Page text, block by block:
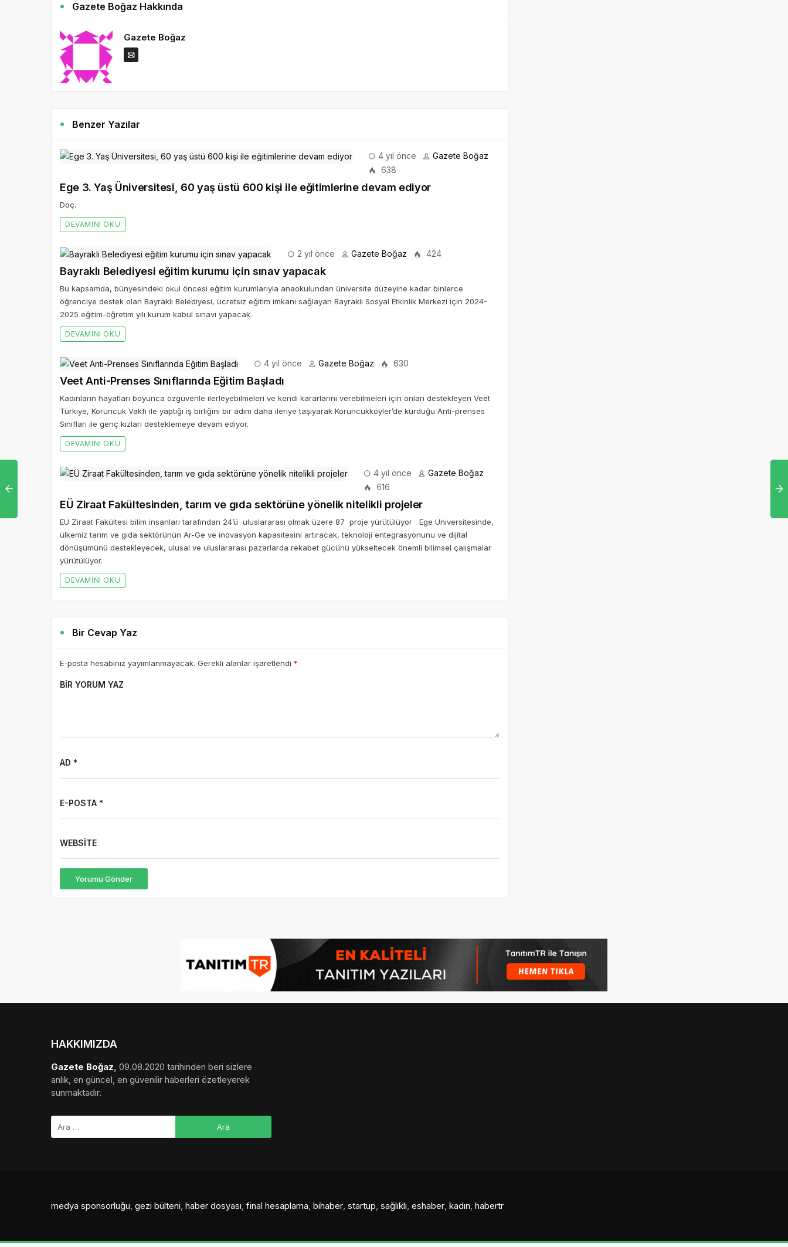
Gazete Boğaz Hakkında
Gazete Boğaz
Benzer Yazılar
4 yıl önce
Gazete Boğaz
638
Ege 3. Yaş Üniversitesi, 60 yaş üstü 600 kişi ile eğitimlerine devam ediyor
Doç.
DEVAMINI OKU
2 yıl önce Gazete Boğaz 424
Bayraklı Belediyesi eğitim kurumu için sınav yapacak
Bu kapsamda, bünyesindeki okul öncesi eğitim kurumlarıyla anaokulundan üniversite düzeyine kadar binlerce
öğrenciye destek olan Bayraklı Belediyesi, ücretsiz eğitim imkanı sağlayan Bayraklı Sosyal Etkinlik Merkezi için 2024-
2025 eğitim-öğretim yılı kurum kabul sınavı yapacak.
DEVAMINI OKU
4 yıl önce Gazete Boğaz 630
Veet Anti-Prenses Sınıflarında Eğitim Başladı
Kadınların hayatları boyunca özgüvenle ilerleyebilmeleri ve kendi kararlarını verebilmeleri için onları destekleyen Veet
Türkiye, Koruncuk Vakfı ile yaptığı iş birliğini bir adım daha ileriye taşıyarak Koruncukköyler’de kurduğu Anti-prenses
Sınıfları ile genç kızları desteklemeye devam ediyor.
DEVAMINI OKU
4 yıl önce
Gazete Boğaz
616
EÜ Ziraat Fakültesinden, tarım ve gıda sektörüne yönelik nitelikli projeler
EÜ Ziraat Fakültesi bilim insanları tarafından 24’ü uluslararası olmak üzere 87 proje yürütülüyor Ege Üniversitesinde,
ülkemiz tarım ve gıda sektörünün Ar-Ge ve inovasyon kapasitesini artıracak, teknoloji entegrasyonunu ve dijital
dönüşümünü destekleyecek, ulusal ve uluslararası pazarlarda rekabet gücünü yükseltecek önemli bilimsel çalışmalar
yürütülüyor.
DEVAMINI OKU
Bir Cevap Yaz
E-posta hesabınız yayımlanmayacak. Gerekli alanlar işaretlendi *
BIR YORUM YAZ
AD *
E-POSTA *
WEBSITE
Yorumu Gönder
HAKKIMIZDA
Gazete Boğaz, 09.08.2020 tarihinden beri sizlere
anlık, en güncel, en güvenilir haberleri özetleyerek
sunmaktadır.
medya sponsorluğu, gezi bülteni, haber dosyası, final hesaplama, bihaber, startup, sağlıklı, eshaber, kadın, habertr